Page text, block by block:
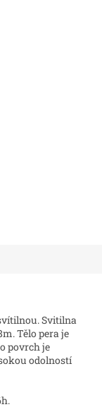
Svitilna
Tělo pera je
povrch je
odolností